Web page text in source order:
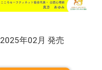
2025年02月 発売